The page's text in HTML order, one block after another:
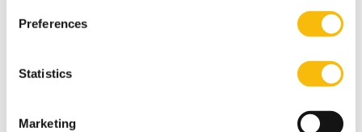
Preferences
Statistics
Marketing